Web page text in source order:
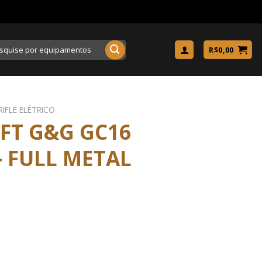
R$0,00
ELÉTRICO
G&G GC16
FULL METAL